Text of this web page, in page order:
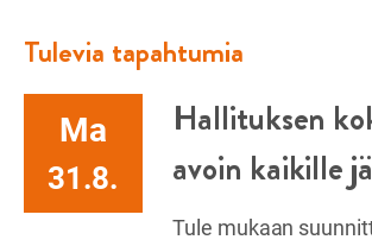
Tulevia tapahtumia
Ma
31.8.
Hallituksen
avoin kaikille
Tule mukaan